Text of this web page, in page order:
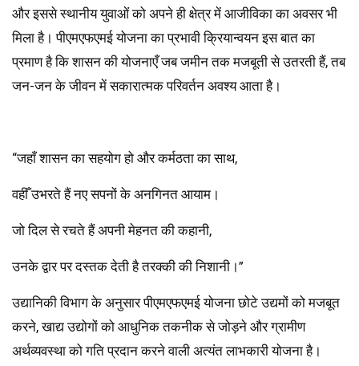
और इससे स्थानीय युवाओं को अपने ही क्षेत्र में आजीविका का अवसर भी
मिला है। पीएमएफएमई योजना का प्रभावी क्रियान्वयन इस बात का
प्रमाण है कि शासन की योजनाएँ जब जमीन तक मजबूती से उतरती हैं, तब
जन-जन के जीवन में सकारात्मक परिवर्तन अवश्य आता है।
“जहाँ शासन का सहयोग हो और कर्मठता का साथ,
वहीँ उभरते हैं नए सपनों के अनगिनत आयाम।
जो दिल से रचते हैं अपनी मेहनत की कहानी,
उनके द्वार पर दस्तक देती है तरक्की की निशानी।”
उद्यानिकी विभाग के अनुसार पीएमएफएमई योजना छोटे उद्यमों को मजबूत
करने, खाद्य उद्योगों को आधुनिक तकनीक से जोड़ने और ग्रामीण
अर्थव्यवस्था को गति प्रदान करने वाली अत्यंत लाभकारी योजना है।